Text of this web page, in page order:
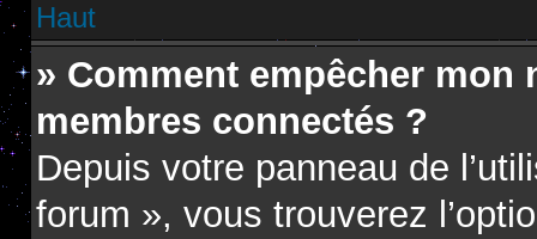
Haut
» Comment empêcher mon
membres connectés ?
Depuis votre panneau de
forum », vous trouverez